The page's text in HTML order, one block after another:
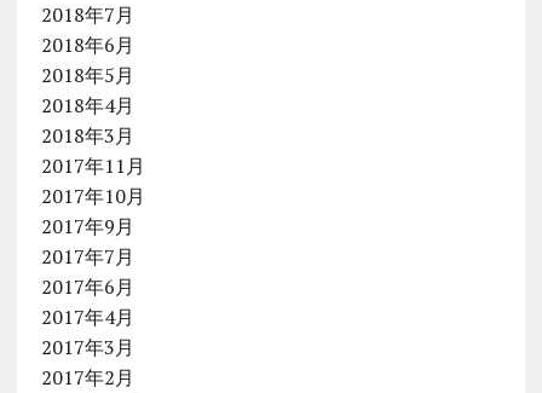
2018年7月
2018年6月
2018年5月
2018年4月
2018年3月
2017年11月
2017年10月
2017年9月
2017年7月
2017年6月
2017年4月
2017年3月
2017年2月